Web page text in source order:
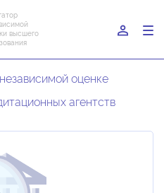
высшего
оценке
агентств